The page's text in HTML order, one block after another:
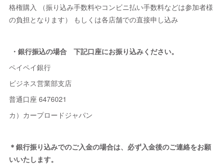
格権購入 （振り込み手数料やコンビニ払い手数料などは参加者様
の負担となります） もしくは各店舗での直接申し込み
・銀行振込の場合 下記口座にお振り込みください。
ペイペイ銀行
ビジネス営業部支店
普通口座 6476021
カ）カープロードジャパン
＊銀行振り込みでのご入金の場合は、必ず入金後のご連絡をお願
いいたします。